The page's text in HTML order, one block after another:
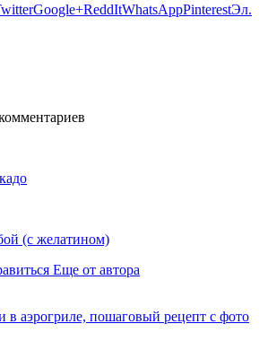
Google+ReddItWhatsAppPinterestЭл.
(с желатином)
Еще от автора
в аэрогриле, пошаговый рецепт с фото